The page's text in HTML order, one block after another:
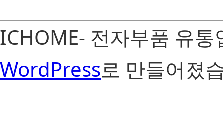
ICHOME- 전자부품 유
WordPress로 만들어졌